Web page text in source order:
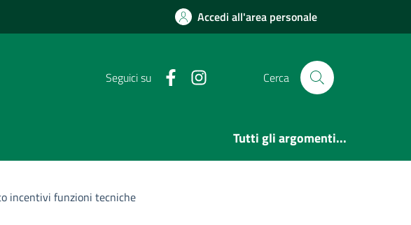
Accedi all'area personale
Seguici su FacebookInstagram Cerca
Tutti gli argomenti...
incentivi funzioni tecniche